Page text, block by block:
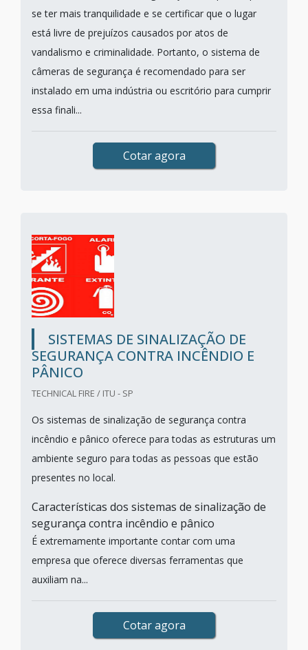
se ter mais tranquilidade e se certificar que o lugar
está livre de prejuízos causados por atos de
vandalismo e criminalidade. Portanto, o sistema de
câmeras de segurança é recomendado para ser
instalado em uma indústria ou escritório para cumprir
essa finali...
Cotar agora
SISTEMAS DE SINALIZAÇÃO DE
SEGURANÇA CONTRA INCÊNDIO E
PÂNICO
TECHNICAL FIRE / ITU - SP
Os sistemas de sinalização de segurança contra
incêndio e pânico oferece para todas as estruturas um
ambiente seguro para todas as pessoas que estão
presentes no local.
Características dos sistemas de sinalização de
segurança contra incêndio e pânico
É extremamente importante contar com uma
empresa que oferece diversas ferramentas que
auxiliam na...
Cotar agora